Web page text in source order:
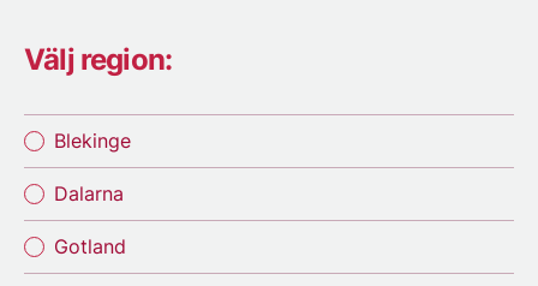
Välj region:
Blekinge
Dalarna
Gotland